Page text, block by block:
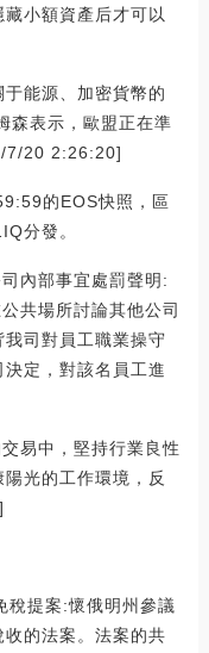
小額資產后才可以
能源、加密貨幣的
森表示，歐盟正在準
7/20 2:26:20]
的EOS快照，區
分發。
內部事宜處罰聲明:
共場所討論其他公司
司對員工職業操守
定，對該名員工進
易中，堅持行業良性
光的工作環境，反
稅提案:懷俄明州參議
的法案。法案的共